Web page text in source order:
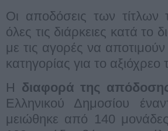
Oι αποδόσεις των τίτλων
όλες τις διάρκειες κατά
με τις αγορές να
κατηγορίας για το
H διαφορά της
Ελληνικού Δημοσίου
μειώθηκε από 140